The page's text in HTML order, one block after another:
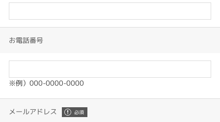
お電話番号
※例）000-0000-0000
メールアドレス